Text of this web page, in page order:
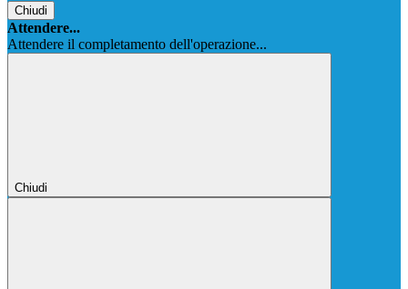
Chiudi
Attendere...
Attendere il completamento dell'operazione...
Chiudi